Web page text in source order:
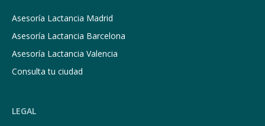
Asesoría Lactancia Madrid
Asesoría Lactancia Barcelona
Asesoría Lactancia Valencia
Consulta tu ciudad
LEGAL